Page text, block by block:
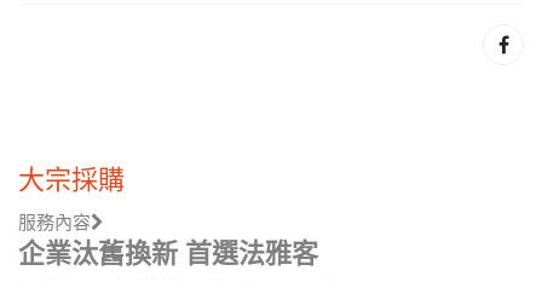
大宗採購
服務內容
企業汰舊換新 首選法雅客